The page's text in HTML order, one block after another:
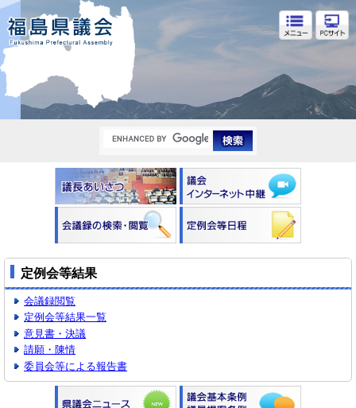
福島県議会
定例会等結果
会議録閲覧
定例会等結果一覧
意見書・決議
請願・陳情
委員会等による報告書